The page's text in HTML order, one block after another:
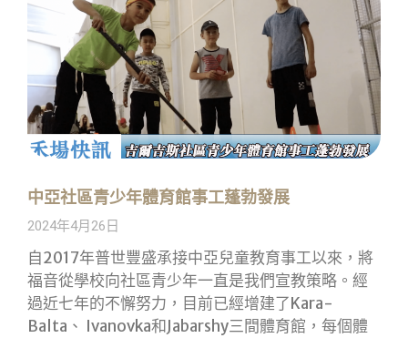
中亞社區青少年體育館事工蓬勃發展
2024年4月26日
自2017年普世豐盛承接中亞兒童教育事工以來，將
福音從學校向社區青少年一直是我們宣教策略。經
過近七年的不懈努力，目前已經增建了Kara-
Balta、 Ivanovka和Jabarshy三間體育館，每個體